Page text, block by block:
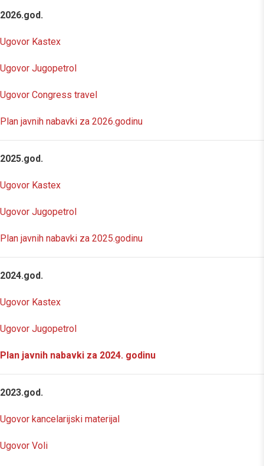
2026.god.
Ugovor Kastex
Ugovor Jugopetrol
Ugovor Congress travel
Plan javnih nabavki za 2026.godinu
2025.god.
Ugovor Kastex
Ugovor Jugopetrol
Plan javnih nabavki za 2025.godinu
2024.god.
Ugovor Kastex
Ugovor Jugopetrol
Plan javnih nabavki za 2024. godinu
2023.god.
Ugovor kancelarijski materijal
Ugovor Voli